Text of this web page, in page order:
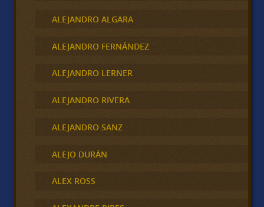
ALEJANDRO ALGARA
ALEJANDRO FERNÁNDEZ
ALEJANDRO LERNER
ALEJANDRO RIVERA
ALEJANDRO SANZ
ALEJO DURÁN
ALEX ROSS